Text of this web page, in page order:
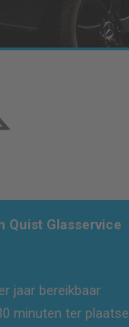
Quist Glasservice
jaar bereikbaar
minuten ter